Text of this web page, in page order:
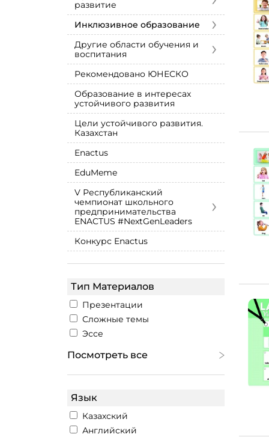
развитие
Инклюзивное образование ›
Другие области обучения и
воспитания
›
Рекомендовано ЮНЕСКО
Образование в интересах
устойчивого развития
Цели устойчивого развития.
Казахстан
Enactus
EduMeme
V Республиканский
чемпионат школьного
предпринимательства
ENACTUS #NextGenLeaders
›
Конкурс Enactus
Тип Материалов
Презентации
Сложные темы
Эссе
Посмотреть все
Язык
Казахский
Английский